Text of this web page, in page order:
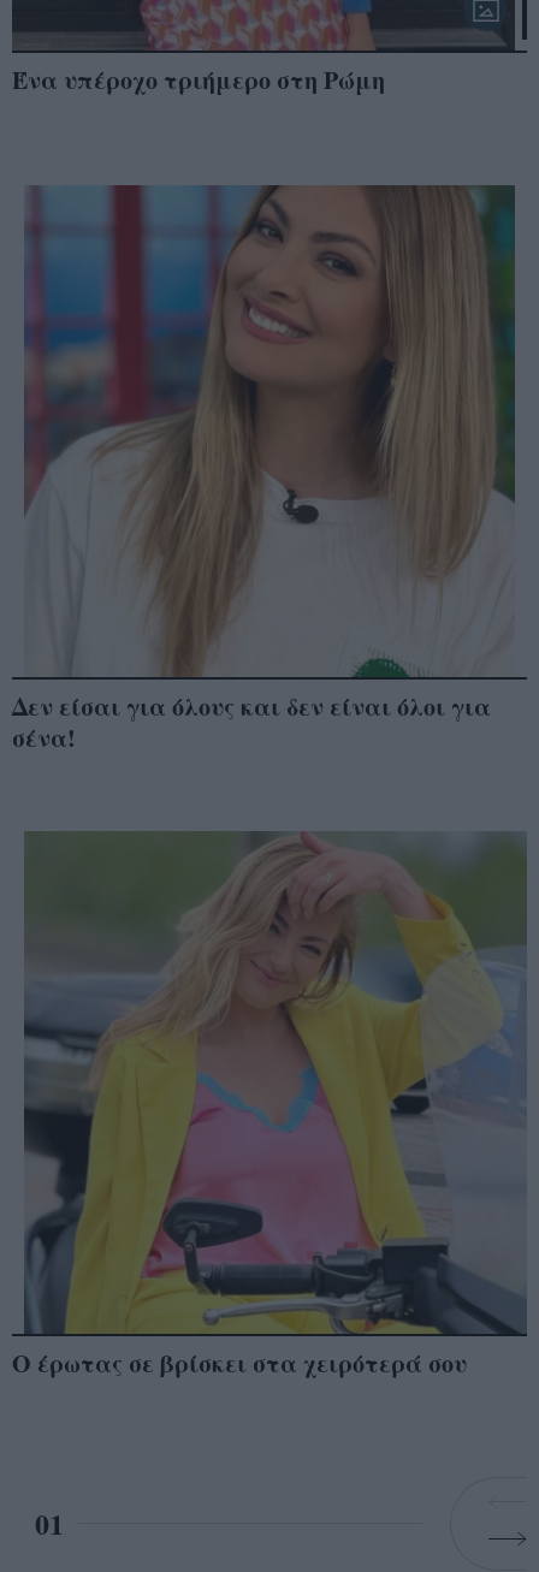
Ένα υπέροχο τριήμερο στη Ρώμη
Δεν είσαι για όλους και δεν είναι όλοι για
σένα!
Ο έρωτας σε βρίσκει στα χειρότερά σου
01